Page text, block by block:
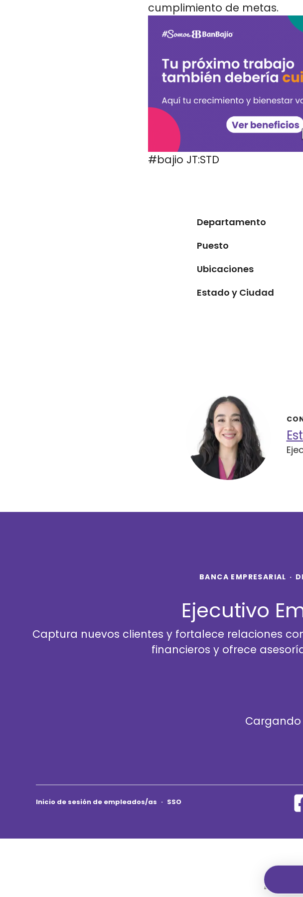
cumplimiento de metas.
#bajio JT:STD
Departamento
Puesto
Ubicaciones
Estado y Ciudad
BANCA EMPRESARIAL ·
Ejecutivo
Captura nuevos clientes y fortalece relaciones
financieros y ofrece
Inicio de sesión de empleados/as · SSO